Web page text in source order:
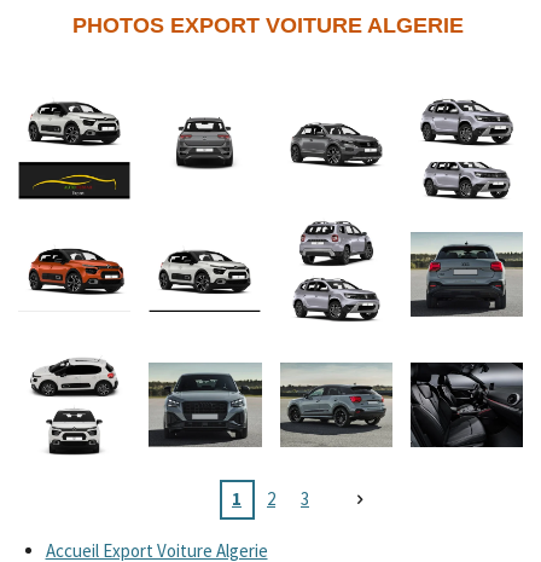
PHOTOS EXPORT VOITURE ALGERIE
1 2 3
Accueil Export Voiture Algerie